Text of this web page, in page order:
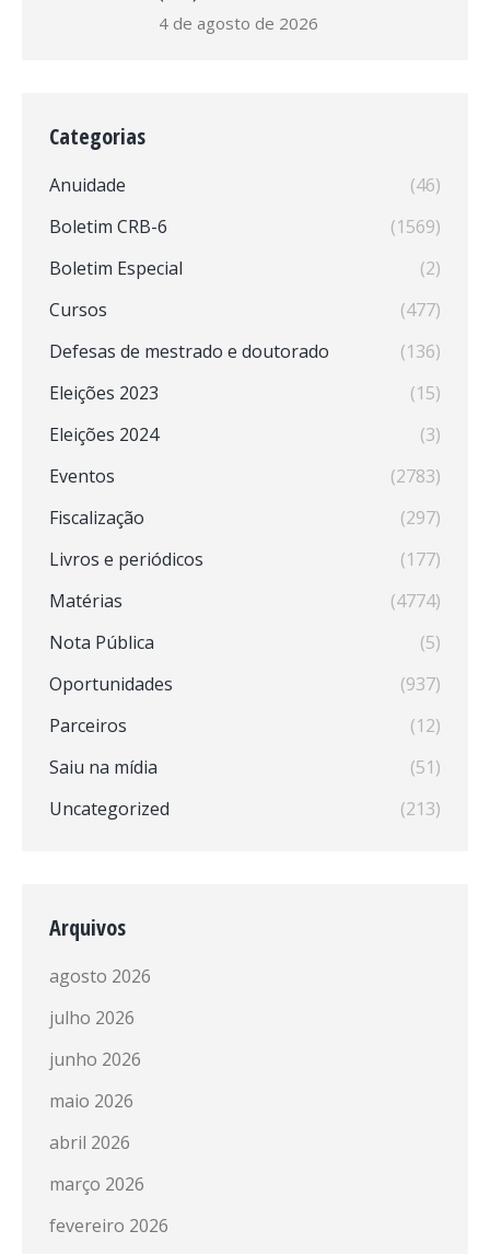
4 de agosto de 2026
Categorias
Anuidade
(46)
Boletim CRB-6
(1569)
Boletim Especial
(2)
Cursos
(477)
Defesas de mestrado e doutorado
(136)
Eleições 2023
(15)
Eleições 2024
(3)
Eventos
(2783)
Fiscalização
(297)
Livros e periódicos
(177)
Matérias
(4774)
Nota Pública
(5)
Oportunidades
(937)
Parceiros
(12)
Saiu na mídia
(51)
Uncategorized
(213)
Arquivos
agosto 2026
julho 2026
junho 2026
maio 2026
abril 2026
março 2026
fevereiro 2026